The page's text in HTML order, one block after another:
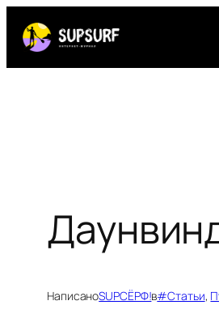
Перейти
содержимому
НаписаноSUPСЁРФ!в#Статьи,